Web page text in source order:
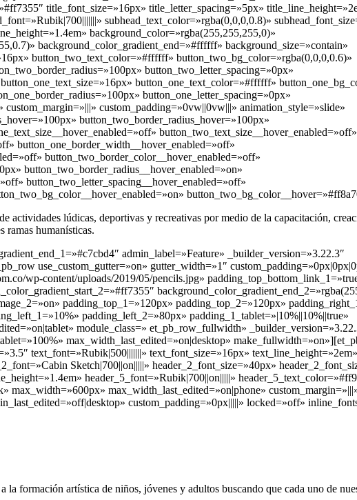
title_font_size=»16px» title_letter_spacing=»5px»
subhead_text_color=»rgba(0,0,0,0.8)»
background_color=»rgba(255,255,255,0)»
background_color_gradient_end=»#ffffff» background_size=»contain»
button_two_text_color=»#ffffff» button_two_bg_color=»rgba(0,0,0,0.6)»
button_two_letter_spacing=»0px»
button_one_text_color=»#ffffff»
button_one_letter_spacing=»0px»
custom_padding=»0vw||0vw|||» animation_style=»slide»
button_two_border_radius_hover=»100px»
button_two_text_size__hover_enabled=»off»
button_one_border_width__hover_enabled=»off»
button_two_border_color__hover_enabled=»off»
button_two_border_radius__hover_enabled=»on»
button_two_letter_spacing__hover_enabled=»off»
actividades lúdicas, deportivas y recreativas por medio de la capacitación,
ramas humanísticas.
admin_label=»Feature» _builder_version=»3.22.3″
use_custom_gutter=»on» gutter_width=»1″
wp-content/uploads/2019/05/pencils.jpg»
padding_top_1=»120px» padding_top_2=»120px»
padding_left_2=»80px» padding_1_tablet=»|10%||10%||true»
module_class=» et_pb_row_fullwidth»
max_width_last_edited=»on|desktop»
text_font=»Rubik|500|||||||» text_font_size=»16px» text_line_height=»2em»
Sketch|700||on|||||» header_2_font_size=»40px»
header_5_font=»Rubik|700||on|||||»
max_width=»600px» max_width_last_edited=»on|phone»
custom_padding=»0px|||||» locked=»off»
formación artística de niños, jóvenes y adultos buscando que cada uno de